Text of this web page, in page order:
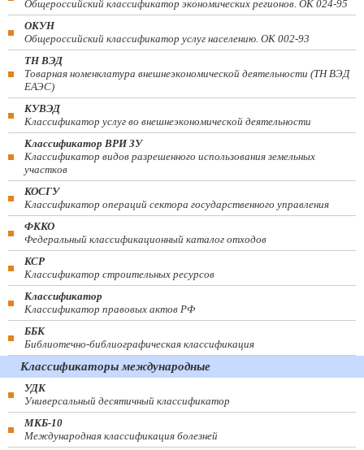
Общероссийский классификатор экономических регионов. ОК 024-95
ОКУН
Общероссийский классификатор услуг населению. ОК 002-93
ТН ВЭД
Товарная номенклатура внешнеэкономической деятельности (ТН ВЭД
ЕАЭС)
КУВЭД
Классификатор услуг во внешнеэкономической деятельности
Классификатор ВРИ ЗУ
Классификатор видов разрешенного использования земельных
участков
КОСГУ
Классификатор операций сектора государственного управления
ФККО
Федеральный классификационный каталог отходов
КСР
Классификатор строительных ресурсов
Классификатор
Классификатор правовых актов РФ
ББК
Библиотечно-библиографическая классификация
Классификаторы международные
УДК
Универсальный десятичный классификатор
МКБ-10
Международная классификация болезней